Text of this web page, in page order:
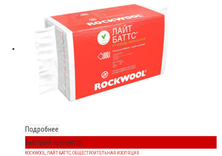
Подробнее
Быстрый просмотр
ROCKWOOL ЛАЙТ БАТТС ОБЩЕСТРОИТЕЛЬНАЯ ИЗОЛЯЦИЯ